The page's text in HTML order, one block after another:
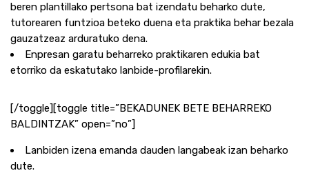
beren plantillako pertsona bat izendatu beharko dute,
tutorearen funtzioa beteko duena eta praktika behar bezala
gauzatzeaz arduratuko dena.
Enpresan garatu beharreko praktikaren edukia bat
etorriko da eskatutako lanbide-profilarekin.
[/toggle][toggle title=”BEKADUNEK BETE BEHARREKO
BALDINTZAK” open=”no”]
Lanbiden izena emanda dauden langabeak izan beharko
dute.